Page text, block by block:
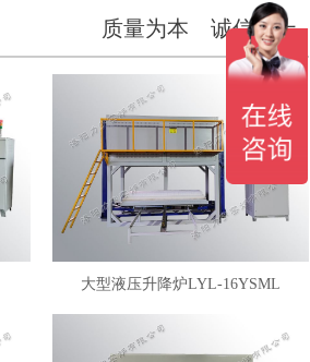
质量为本 诚信至上
大型液压升降炉LYL-16YSML